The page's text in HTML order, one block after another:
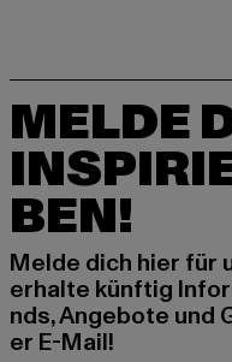
MELDE
BEN!
Melde dich hier für
erhalte künftig
nds, Angebote und
er E-Mail!